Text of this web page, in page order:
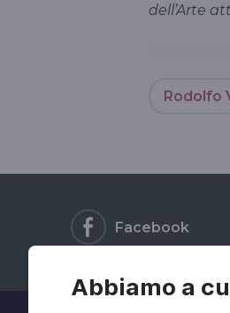
Abbiamo a
dell’Arte
Rodolfo
Facebook